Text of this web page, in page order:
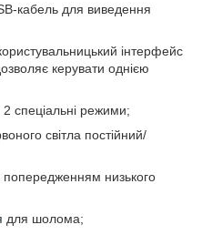
кабель для виведення
інтерфейс
керувати однією
спеціальні режими;
світла постійний/
попередженням низького
для шолома;